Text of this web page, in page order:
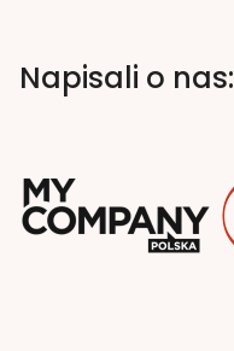
Napisali o nas: